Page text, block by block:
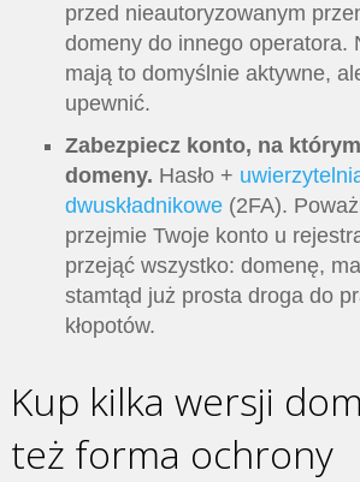
przed nieautoryzowanym
domeny do innego operatora.
mają to domyślnie aktywne,
upewnić.
Zabezpiecz konto, na
domeny. Hasło +
dwuskładnikowe(2FA).
przejmie Twoje konto u
przejąć wszystko: domenę,
stamtąd już prosta droga do
kłopotów.
Kup kilka wersji
też forma ochrony